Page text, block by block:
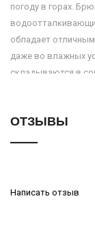
погоду в горах.
обладает
даже во влажных
складываются в
ОТЗЫВЫ
Написать отзыв